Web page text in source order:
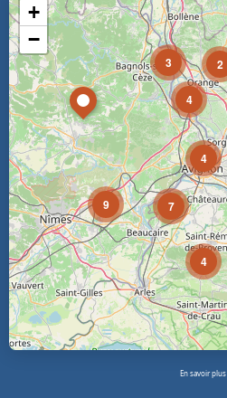
3
4
9 7
2
4
4
+
−
En savoir plus